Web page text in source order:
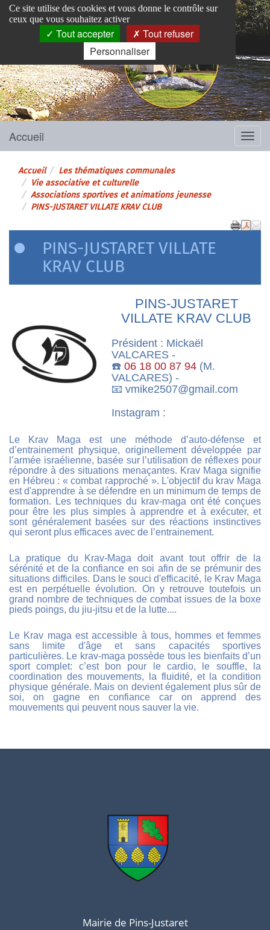
Pins-Justaret
Site officiel de la mairie
Menu
Accueil
Accueil
Les thématiques communales
Vie associative et culturelle
Associations sportives et animations jeunesse
PINS-JUSTARET VILLATE KRAV CLUB
PINS-JUSTARET VILLATE
KRAV CLUB
PINS-JUSTARET
VILLATE KRAV CLUB
Président : Mickaël
VALCARES -
☎️ 06 18 00 87 94 (M.
VALCARES) -
📧 vmike2507@gmail.com
Instagram :
Le Krav Maga est une méthode d’auto-défense et
d’entrainement physique, originellement développée par
l’armée israélienne, basée sur l’utilisation de réflexes pour
répondre à des situations menaçantes. Krav Maga signifie
en Hébreu : « combat rapproché ». L'objectif du krav Maga
est d'apprendre à se défendre en un minimum de temps de
formation. Les techniques du krav-maga ont été conçues
pour être les plus simples à apprendre et à exécuter, et
sont généralement basées sur des réactions instinctives
qui seront plus efficaces avec de l’entrainement.
La pratique du Krav-Maga doit avant tout offrir de la
sérénité et de la confiance en soi afin de se prémunir des
situations difficiles. Dans le souci d'efficacité, le Krav Maga
est en perpétuelle évolution. On y retrouve toutefois un
grand nombre de techniques de combat issues de la boxe
pieds poings, du jiu-jitsu et de la lutte....
Le Krav maga est accessible à tous, hommes et femmes
sans limite d'âge et sans capacités sportives
particulières. Le krav-maga possède tous les bienfaits d’un
sport complet: c’est bon pour le cardio, le souffle, la
coordination des mouvements, la fluidité, et la condition
physique générale. Mais on devient également plus sûr de
soi, on gagne en confiance car on apprend des
mouvements qui peuvent nous sauver la vie.
Mairie de Pins-Justaret
Panneau de gestion des cookies
Ce site utilise des cookies et vous donne le contrôle sur
ceux que vous souhaitez activer
Tout accepter
Tout refuser
Personnaliser